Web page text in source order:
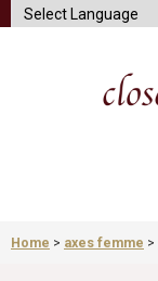
Home > axes femme >